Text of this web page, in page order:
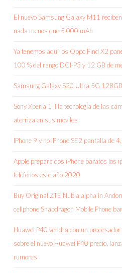
El nuevo Samsung Galaxy M11
nada menos que 5.000 mAh
Ya tenemos aquí los Oppo Find X2
100 % del rango DCI-P3 y 12 GB de
Samsung Galaxy S20 Ultra 5G
Sony Xperia 1 II la tecnología de las
aterriza en sus móviles
IPhone 9 y no iPhone SE2 pantalla de
Apple prepara dos iPhone baratos los
teléfonos este año 2020
Buy Original ZTE Nubia alpha in
cellphone Snapdragon Mobile Phone
Huawei P40 vendrá con un
sobre el nuevo Huawei P40 precio,
rumores